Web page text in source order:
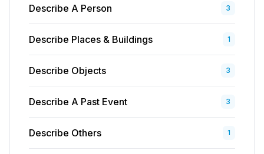
Describe A Person 3
Describe Places & Buildings 1
Describe Objects 3
Describe A Past Event 3
Describe Others 1